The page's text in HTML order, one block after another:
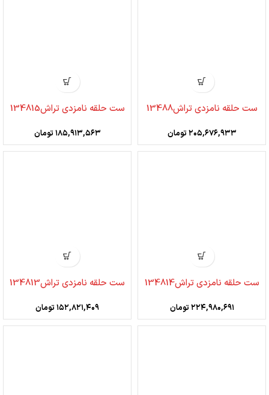
ست حلقه نامزدی تراش13488
۲۰۵,۶۷۶,۹۳۳تومان
ست حلقه نامزدی تراش134815
۱۸۵,۹۱۳,۵۶۳تومان
ست حلقه نامزدی تراش134814
۲۲۴,۹۸۰,۶۹۱تومان
ست حلقه نامزدی تراش134813
۱۵۲,۸۲۱,۴۰۹تومان